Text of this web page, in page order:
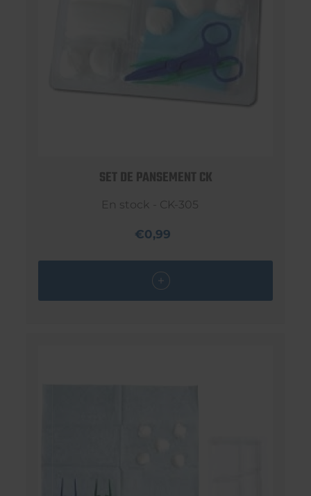
SET DE PANSEMENT CK
En stock - CK-305
€0,99